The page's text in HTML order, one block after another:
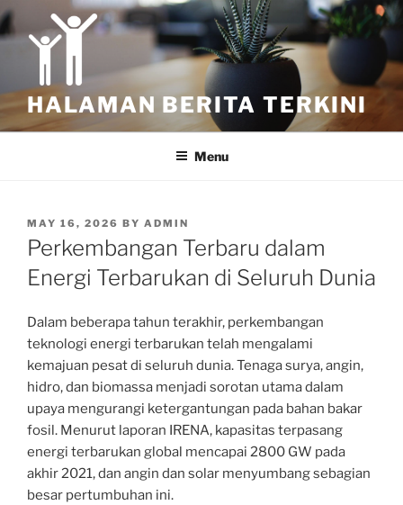
Skip
to
content
HALAMAN BERITA TERKINI
Menu
POSTED
ON
MAY 16, 2026 BY ADMIN
Perkembangan Terbaru dalam
Energi Terbarukan di Seluruh Dunia
Dalam beberapa tahun terakhir, perkembangan
teknologi energi terbarukan telah mengalami
kemajuan pesat di seluruh dunia. Tenaga surya, angin,
hidro, dan biomassa menjadi sorotan utama dalam
upaya mengurangi ketergantungan pada bahan bakar
fosil. Menurut laporan IRENA, kapasitas terpasang
energi terbarukan global mencapai 2800 GW pada
akhir 2021, dan angin dan solar menyumbang sebagian
besar pertumbuhan ini.